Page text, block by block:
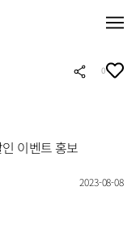
0
이벤트 홍보
2023-08-08